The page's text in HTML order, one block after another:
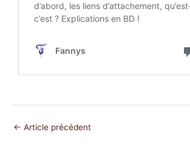
← Article précédent